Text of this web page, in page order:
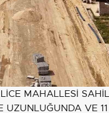
MAHALLESİ
VE